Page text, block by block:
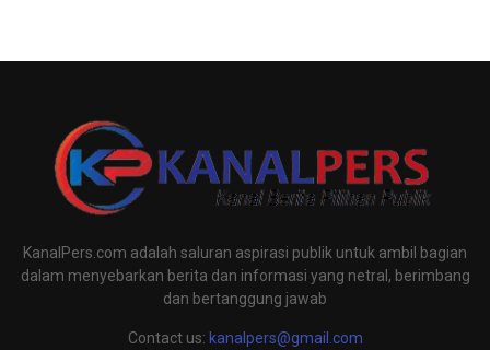
KanalPers.com adalah saluran aspirasi publik untuk ambil bagian
dalam menyebarkan berita dan informasi yang netral, berimbang
dan bertanggung jawab
Contact us: kanalpers@gmail.com